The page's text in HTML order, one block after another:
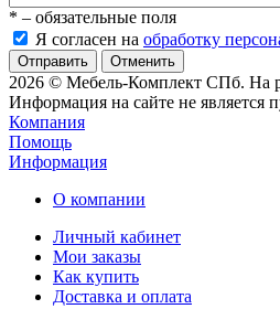
* – обязательные поля
Я согласен на обработку
Отменить
2026 © Мебель-Комплект СПб. На
Информация на сайте не является
Компания
Помощь
Информация
О компании
Личный кабинет
Мои заказы
Как купить
Доставка и оплата